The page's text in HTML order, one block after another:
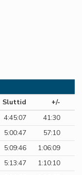
Sluttid
+/-
4:45:07
41:30
5:00:47
57:10
5:09:46
1:06:09
5:13:47
1:10:10